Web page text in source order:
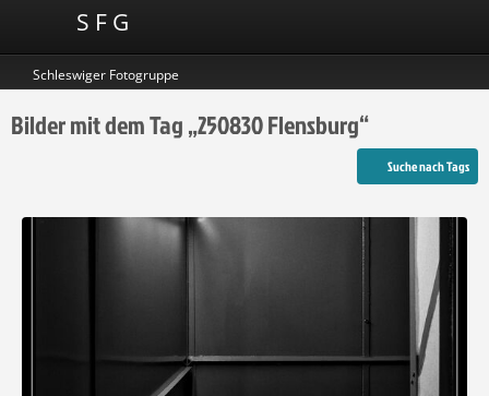
S F G
Schleswiger Fotogruppe
Bilder mit dem Tag „250830 Flensburg“
Suche nach Tags